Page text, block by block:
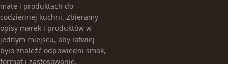
mate i produktach do
codziennej kuchni. Zbieramy
opisy marek i produktów w
jednym miejscu, aby łatwiej
było znaleźć odpowiedni smak,
format i zastosowanie.